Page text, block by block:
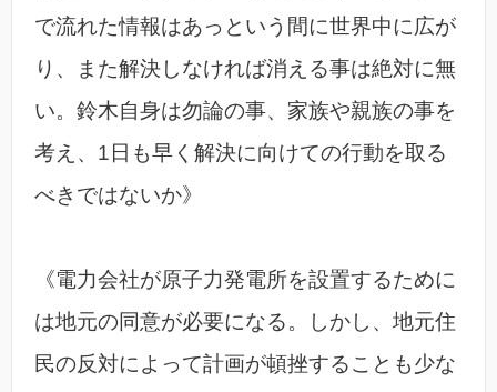
で流れた情報はあっという間に世界中に広が
り、また解決しなければ消える事は絶対に無
い。鈴木自身は勿論の事、家族や親族の事を
考え、1日も早く解決に向けての行動を取る
べきではないか》
《電力会社が原子力発電所を設置するために
は地元の同意が必要になる。しかし、地元住
民の反対によって計画が頓挫することも少な